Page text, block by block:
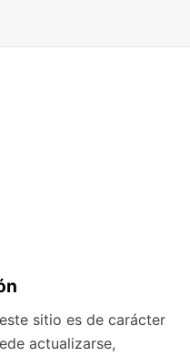
sitio es de carácter
actualizarse,